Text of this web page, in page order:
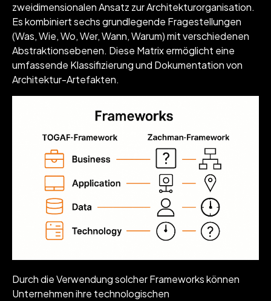
zweidimensionalen Ansatz zur Architekturorganisation.
Es kombiniert sechs grundlegende Fragestellungen
(Was, Wie, Wo, Wer, Wann, Warum) mit verschiedenen
Abstraktionsebenen. Diese Matrix ermöglicht eine
umfassende Klassifizierung und Dokumentation von
Architektur-Artefakten.
Durch die Verwendung solcher Frameworks können
Unternehmen ihre technologischen